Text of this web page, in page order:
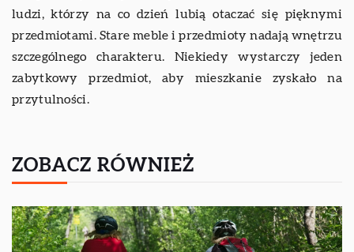
ludzi, którzy na co dzień lubią otaczać się pięknymi
przedmiotami. Stare meble i przedmioty nadają wnętrzu
szczególnego charakteru. Niekiedy wystarczy jeden
zabytkowy przedmiot, aby mieszkanie zyskało na
przytulności.
ZOBACZ RÓWNIEŻ